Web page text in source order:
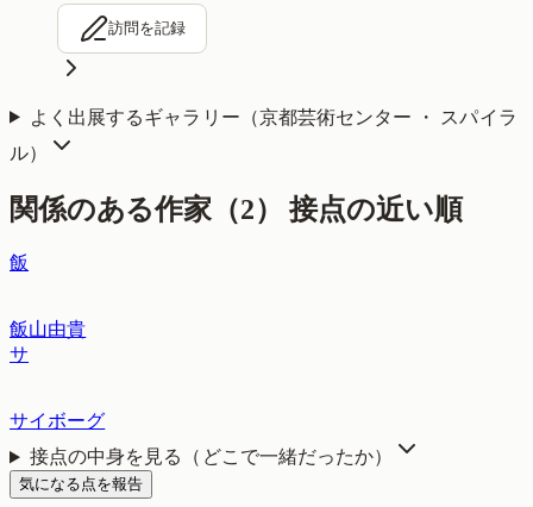
訪問を記録
よく出展するギャラリー（京都芸術センター ・ スパイラ
ル）
関係のある作家（2） 接点の近い順
飯
飯山由貴
サ
サイボーグ
接点の中身を見る（どこで一緒だったか）
気になる点を報告